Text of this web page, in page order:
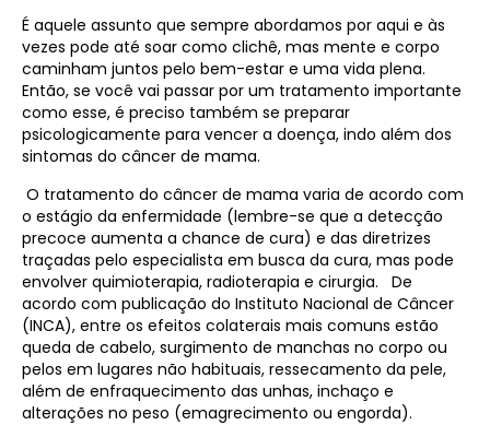
É aquele assunto que sempre abordamos por aqui e às
vezes pode até soar como clichê, mas mente e corpo
caminham juntos pelo bem-estar e uma vida plena.
Então, se você vai passar por um tratamento importante
como esse, é preciso também se preparar
psicologicamente para vencer a doença, indo além dos
sintomas do câncer de mama.
O tratamento do câncer de mama varia de acordo com
o estágio da enfermidade (lembre-se que a detecção
precoce aumenta a chance de cura) e das diretrizes
traçadas pelo especialista em busca da cura, mas pode
envolver quimioterapia, radioterapia e cirurgia. De
acordo com publicação do Instituto Nacional de Câncer
(INCA), entre os efeitos colaterais mais comuns estão
queda de cabelo, surgimento de manchas no corpo ou
pelos em lugares não habituais, ressecamento da pele,
além de enfraquecimento das unhas, inchaço e
alterações no peso (emagrecimento ou engorda).